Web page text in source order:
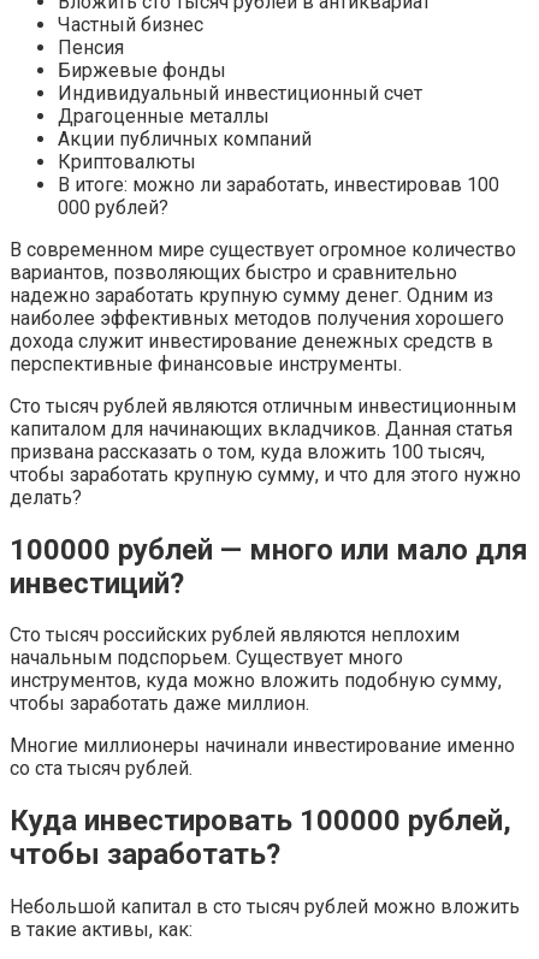
Частный бизнес
Пенсия
Биржевые фонды
Индивидуальный инвестиционный счет
Драгоценные металлы
Акции публичных компаний
Криптовалюты
В итоге: можно ли заработать, инвестировав 100
000 рублей?
В современном мире существует огромное количество
вариантов, позволяющих быстро и сравнительно
надежно заработать крупную сумму денег. Одним из
наиболее эффективных методов получения хорошего
дохода служит инвестирование денежных средств в
перспективные финансовые инструменты.
Сто тысяч рублей являются отличным инвестиционным
капиталом для начинающих вкладчиков. Данная статья
призвана рассказать о том, куда вложить 100 тысяч,
чтобы заработать крупную сумму, и что для этого нужно
делать?
100000 рублей — много или мало для
инвестиций?
Сто тысяч российских рублей являются неплохим
начальным подспорьем. Существует много
инструментов, куда можно вложить подобную сумму,
чтобы заработать даже миллион.
Многие миллионеры начинали инвестирование именно
со ста тысяч рублей.
Куда инвестировать 100000 рублей,
чтобы заработать?
Небольшой капитал в сто тысяч рублей можно вложить
в такие активы, как: